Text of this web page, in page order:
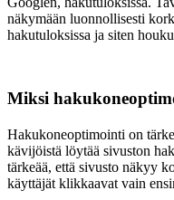
näkymään luonnollisesti
hakutuloksissa ja siten
Miksi
Hakukoneoptimointi on
kävijöistä löytää sivuston
tärkeää, että sivusto näkyy
käyttäjät klikkaavat vain